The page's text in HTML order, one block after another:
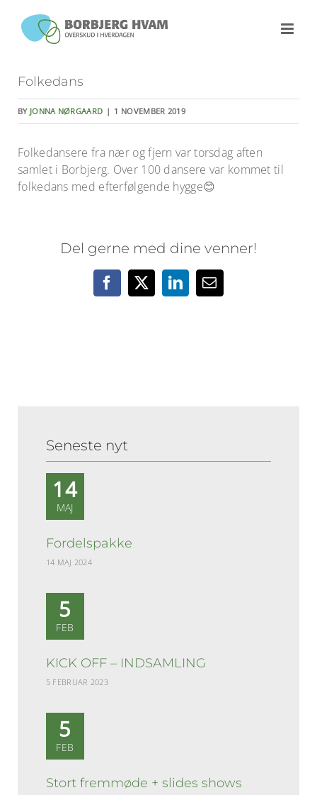
content
Folkedans
BY JONNA NØRGAARD | 1 NOVEMBER 2019
Folkedansere fra nær og fjern var torsdag aften
samlet i Borbjerg. Over 100 dansere var kommet til
folkedans med efterfølgende hygge😊
Del gerne med dine venner!
Facebook
X LinkedIn
E-
Seneste nyt
14
MAJ
Fordelspakke
14 MAJ 2024
5
FEB
KICK OFF – INDSAMLING
5 FEBRUAR 2023
5
FEB
Stort fremmøde + slides shows